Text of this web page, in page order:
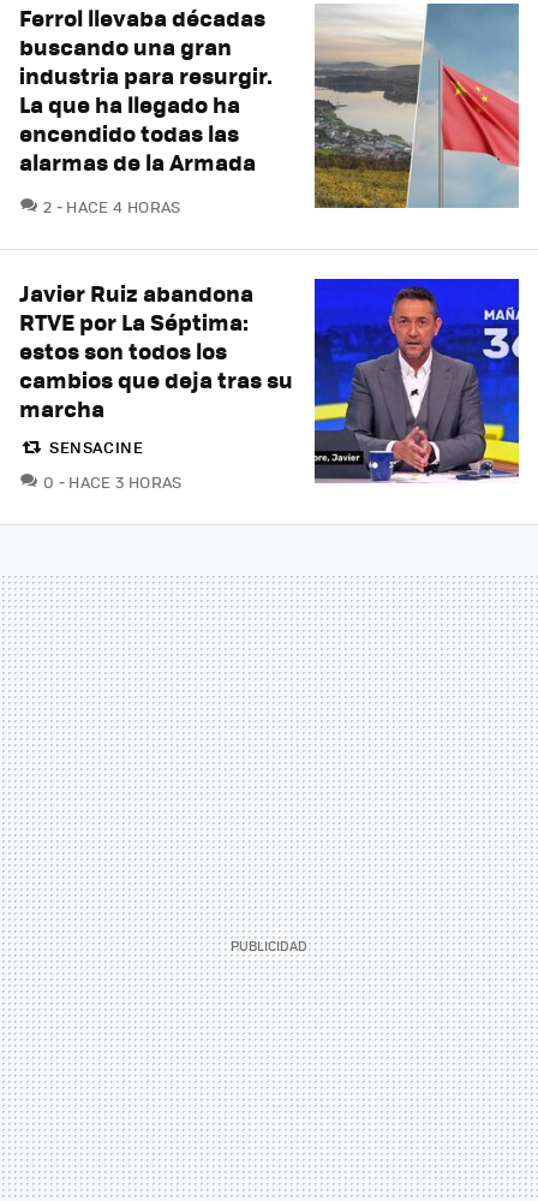
Ferrol llevaba décadas
buscando una gran
industria para resurgir.
La que ha llegado ha
encendido todas las
alarmas de la Armada
2 COMENTARIOS
HACE 4 HORAS
Javier Ruiz abandona
RTVE por La Séptima:
estos son todos los
cambios que deja tras su
marcha
SENSACINE
0 COMENTARIOS
HACE 3 HORAS